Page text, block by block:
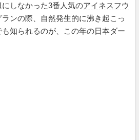
しなかった3番人気のアイネスフウ
ンの際、自然発生的に沸き起こっ
知られるのが、この年の日本ダー